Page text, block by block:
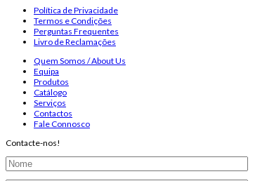
Política de Privacidade
Termos e Condições
Perguntas Frequentes
Livro de Reclamações
Quem Somos / About Us
Equipa
Produtos
Catálogo
Serviços
Contactos
Fale Connosco
Contacte-nos!